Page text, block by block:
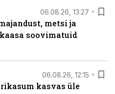
06.08.26, 13:27
metsi ja
soovimatuid
06.08.26, 12:15
kasvas üle